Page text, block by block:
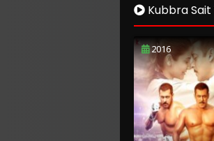
Kubbra Sait
2016